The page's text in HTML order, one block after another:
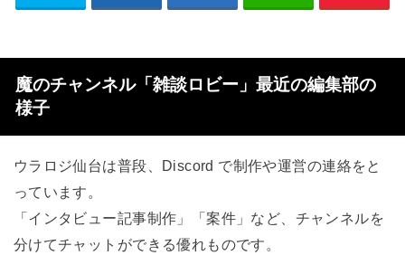
魔のチャンネル「雑談ロビー」最近の編集部の
様子
ウラロジ仙台は普段、Discord で制作や運営の連絡をと
っています。
「インタビュー記事制作」「案件」など、チャンネルを
分けてチャットができる優れものです。